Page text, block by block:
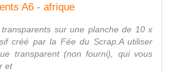
A6 - afrique
sur une planche de 10 x
créé par la Fée du Scrap.A utiliser
transparent (non fourni), qui vous
et